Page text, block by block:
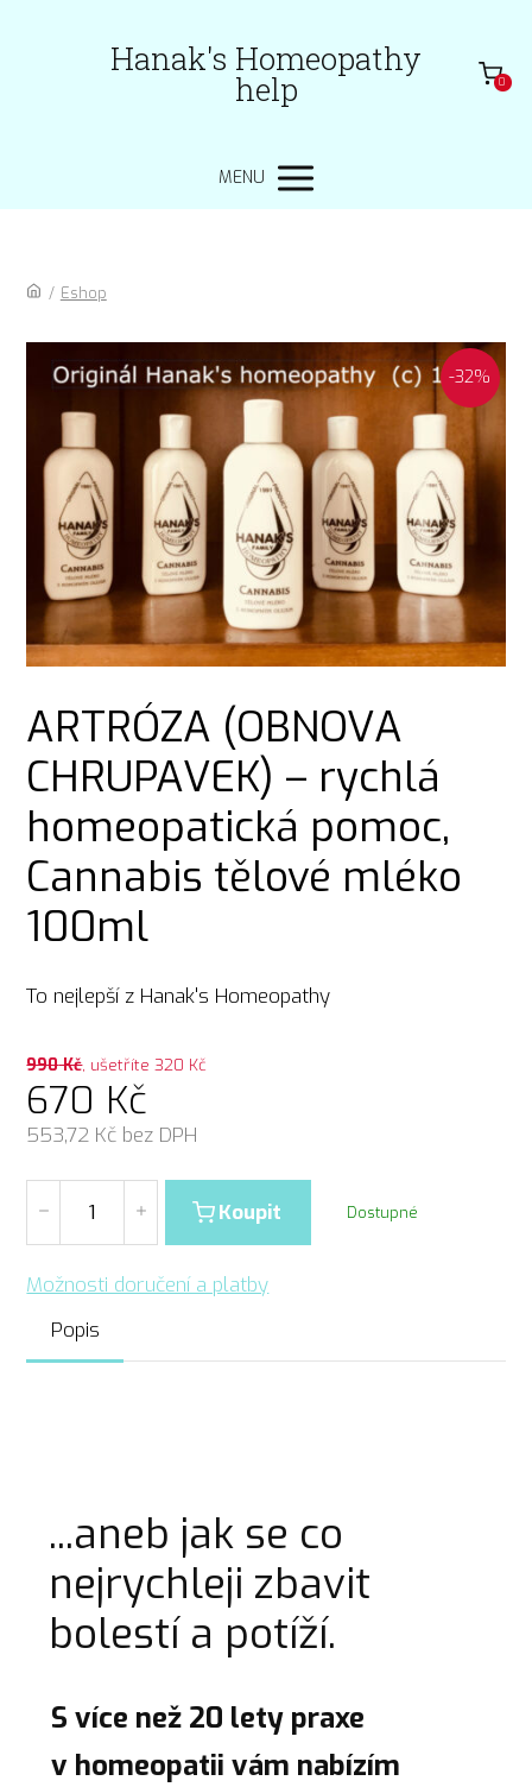
Hanak's Homeopathy
help 0
MENU
/ Eshop
-32%
ARTRÓZA (OBNOVA
CHRUPAVEK) – rychlá
homeopatická pomoc,
Cannabis tělové mléko
100ml
To nejlepší z Hanak's Homeopathy
990Kč, ušetříte 320 Kč
670 Kč
553,72 Kč bez DPH
Koupit Dostupné
Možnosti doručení a platby
Popis
...aneb jak se co
nejrychleji zbavit
bolestí a potíží.
S více než 20 lety praxe
v homeopatii vám nabízím